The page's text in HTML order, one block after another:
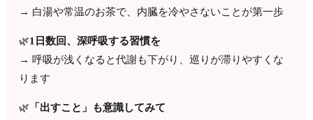
→ 白湯や常温のお茶で、内臓を冷やさないことが第一歩
🌿1日数回、深呼吸する習慣を
→ 呼吸が浅くなると代謝も下がり、巡りが滞りやすくな
ります
🌿 「出すこと」も意識してみて